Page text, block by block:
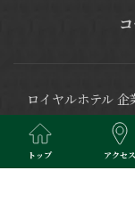
ロイヤルホテル 企
電子公告
健康経営
トップ アクセス